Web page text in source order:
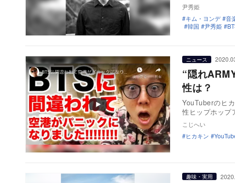
尹秀姫
キム・ヨンデ
音
韓国
尹秀姫
ニュース
“隠れ
性は？
YouTuberのヒ
性ヒップホッ
こじへい
ヒカキン
趣味・実用